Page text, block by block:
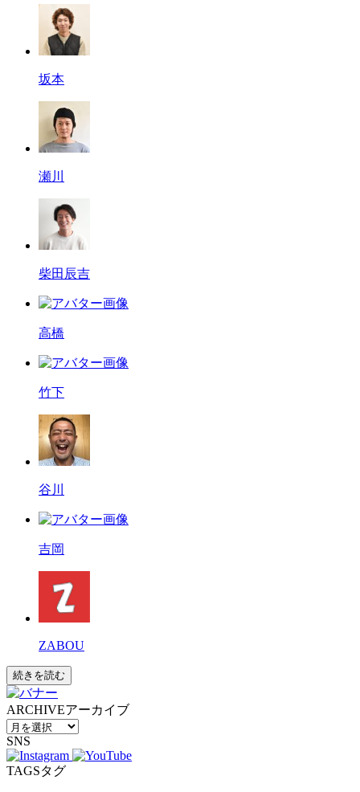
坂本
瀬川
柴田辰吉
高橋
竹下
谷川
吉岡
ZABOU
続きを読む
ARCHIVEアーカイブ
SNS
TAGSタグ